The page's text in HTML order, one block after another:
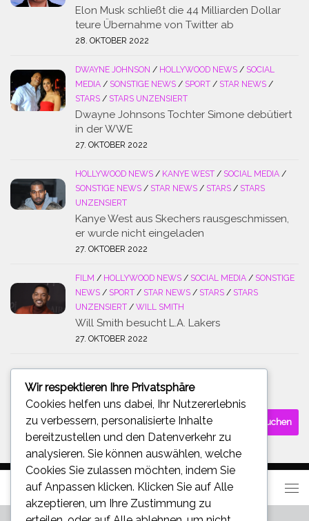
Elon Musk schließt die 44 Milliarden Dollar
teure Übernahme von Twitter ab
28. OKTOBER 2022
DWAYNE JOHNSON / HOLLYWOOD NEWS / SOCIAL
MEDIA / SONSTIGE NEWS / SPORT / STAR NEWS /
STARS / STARS UNZENSIERT
Dwayne Johnsons Tochter Simone debütiert
in der WWE
27. OKTOBER 2022
HOLLYWOOD NEWS / KANYE WEST / SOCIAL MEDIA /
SONSTIGE NEWS / STAR NEWS / STARS / STARS
UNZENSIERT
Kanye West aus Skechers rausgeschmissen,
er wurde nicht eingeladen
27. OKTOBER 2022
FILM / HOLLYWOOD NEWS / SOCIAL MEDIA / SONSTIGE
NEWS / SPORT / STAR NEWS / STARS / STARS
UNZENSIERT / WILL SMITH
Will Smith besucht L.A. Lakers
27. OKTOBER 2022
Suchen
nach:
Wir respektieren Ihre Privatsphäre
Cookies helfen uns dabei, Ihr Nutzererlebnis
zu verbessern, personalisierte Inhalte
bereitzustellen und den Datenverkehr zu
analysieren. Sie können auswählen, welche
Cookies Sie zulassen möchten, indem Sie
auf Anpassen klicken. Klicken Sie auf Alle
akzeptieren , um Ihre Zustimmung zu